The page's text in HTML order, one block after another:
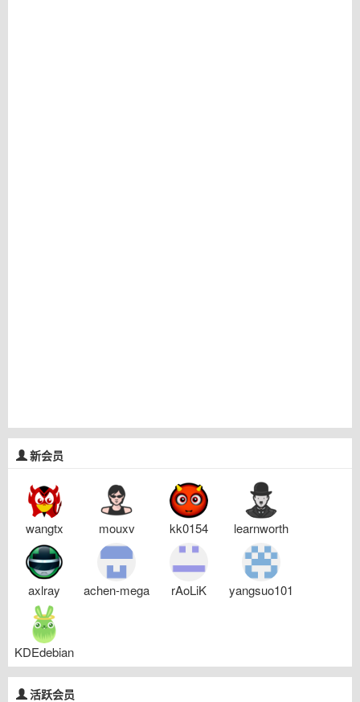
新会员
wangtx mouxv kk0154 learnworth
axlray achen-mega rAoLiK yangsuo101
KDEdebian
活跃会员